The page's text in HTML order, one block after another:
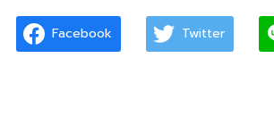
Facebook Twitter